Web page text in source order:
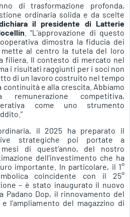
di trasformazione profonda,
ordinaria solida e da scelte
il presidente di Latterie
. “L’approvazione di questo
dimostra la fiducia dei
al centro la tutela del loro
filiera. Il contesto di mercato nel
i risultati raggiunti per i soci non
di un lavoro costruito nel tempo
e alla crescita. Abbiamo
competitiva,
come uno strumento
il 2025 ha preparato il
strategiche poi portate a
di quest’anno, del nostro
dell’investimento che ha
importante. In particolare, il 1°
coincidente con il 25°
– è stato inaugurato il nuovo
Padano Dop, il rinnovamento del
l’ampliamento del magazzino di